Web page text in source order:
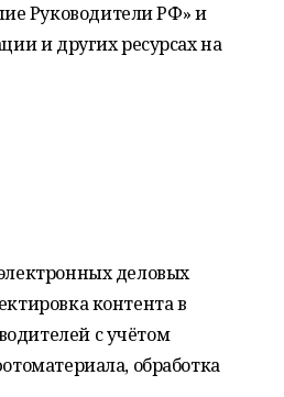
Руководители РФ» и
и других ресурсах на
деловых
контента в
с учётом
обработка